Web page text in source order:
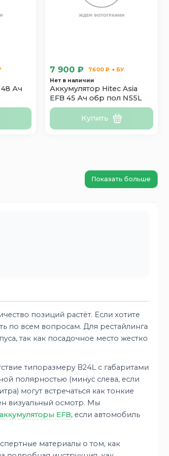
Ач
7 900 ₽
7600 ₽ + БУ
Нет в наличии
Аккумулятор Hitec Asia
EFB 45 Ач обр пол N55L
Купить
Показать больше
позиций растёт. Если хотите
по всем вопросам. Для рестайлинга
так как посадочное место жестко
типоразмеру B24L с габаритами
полярностью (минус слева, если
могут встречаться как тонкие
визуальный осмотр. Мы
аккумуляторы EFB, если автомобиль
материалы о том, как